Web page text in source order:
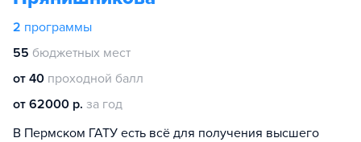
2 программы
55 бюджетных мест
от 40 проходной балл
от 62000 р. за год
В Пермском ГАТУ есть всё для получения высшего